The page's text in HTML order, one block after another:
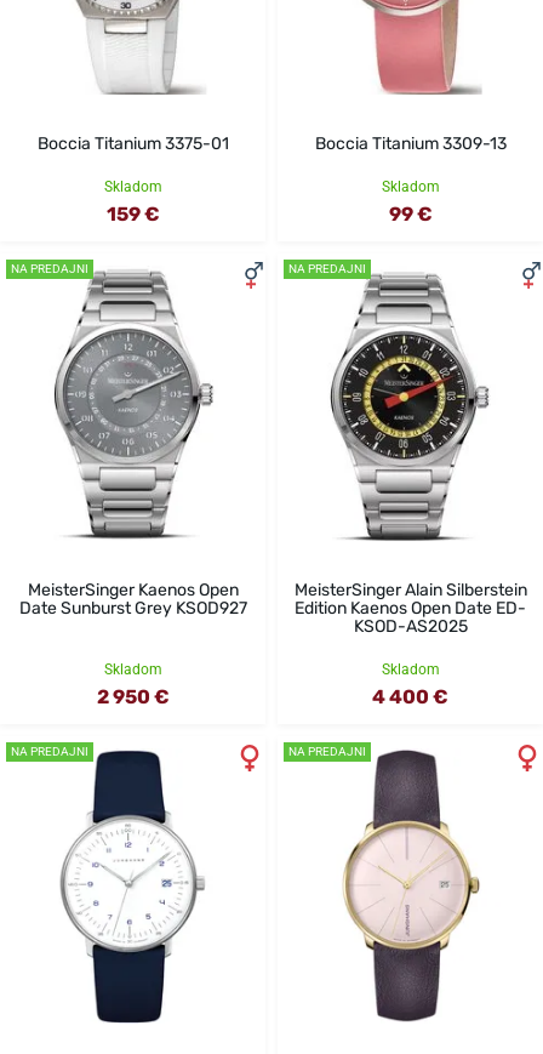
Boccia Titanium 3375-01
Skladom
159 €
Boccia Titanium 3309-13
Skladom
99 €
NA PREDAJNI
MeisterSinger Kaenos Open
Date Sunburst Grey KSOD927
Skladom
2 950 €
NA PREDAJNI
MeisterSinger Alain Silberstein
Edition Kaenos Open Date ED-
KSOD-AS2025
Skladom
4 400 €
NA PREDAJNI NA PREDAJNI